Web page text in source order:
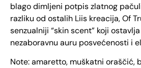
blago dimljeni potpis zlatnog
razliku od ostalih Liis kreacija, Of
senzualniji “skin scent” koji
nezaboravnu auru posvećenosti i
Note: amaretto, muškatni oraščić,